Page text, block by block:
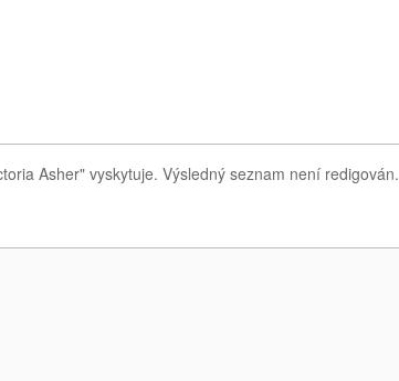
Asher" vyskytuje. Výsledný seznam není redigován.